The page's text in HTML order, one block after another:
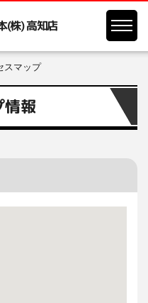
(株) 高知店
スマップ
情報